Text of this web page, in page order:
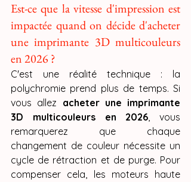
Est-ce que la vitesse d'impression est
impactée quand on décide d'acheter
une imprimante 3D multicouleurs
en 2026 ?
C'est une réalité technique : la
polychromie prend plus de temps. Si
vous allez acheter une imprimante
3D multicouleurs en 2026, vous
remarquerez que chaque
changement de couleur nécessite un
cycle de rétraction et de purge. Pour
compenser cela, les moteurs haute